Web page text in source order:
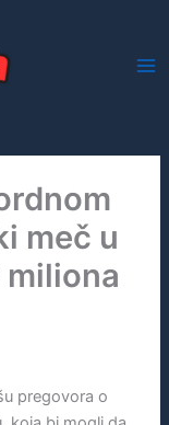
meč u
miliona
pregovora o